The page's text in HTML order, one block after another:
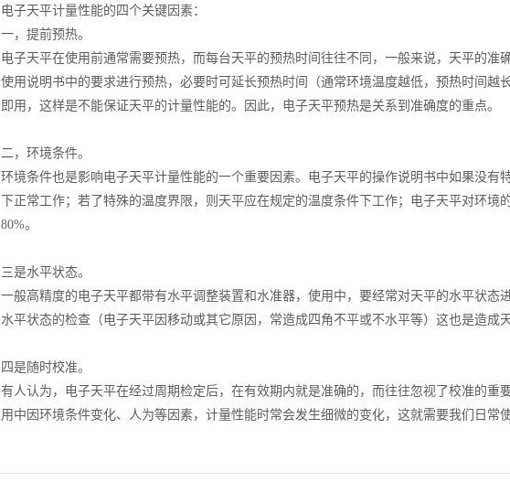
电子天平计量性能的四个关键因素：
一，提前预热。
电子天平在使用前通常需要预热，而每台天平的预热时间往往不同，一般来说，天平的准
使用说明书中的要求进行预热，必要时可延长预热时间（通常环境温度越低，预热时间越
即用，这样是不能保证天平的计量性能的。因此，电子天平预热是关系到准确度的重点。
二，环境条件。
环境条件也是影响电子天平计量性能的一个重要因素。电子天平的操作说明书中如果没
下正常工作；若了特殊的温度界限，则天平应在规定的温度条件下工作；电子天平对环
80%。
三是水平状态。
一般高精度的电子天平都带有水平调整装置和水准器，使用中，要经常对天平的水平状态
水平状态的检查（电子天平因移动或其它原因，常造成四角不平或不水平等）这也是造成
四是随时校准。
有人认为，电子天平在经过周期检定后，在有效期内就是准确的，而往往忽视了校准的重
用中因环境条件变化、人为等因素，计量性能时常会发生细微的变化，这就需要我们日常